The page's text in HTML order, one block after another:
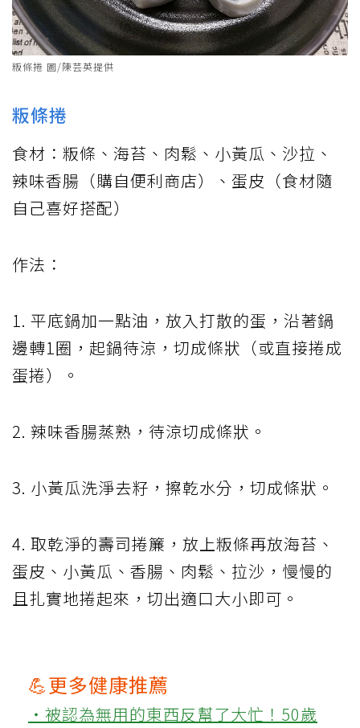
粄條捲 圖/陳芸英提供
粄條捲
食材：粄條、海苔、肉鬆、小黃瓜、沙拉、
辣味香腸（購自便利商店）、蛋皮（食材隨
自己喜好搭配）
作法：
1. 平底鍋加一點油，放入打散的蛋，沿著鍋
邊轉1圈，起鍋待涼，切成條狀（或直接捲成
蛋捲）。
2. 辣味香腸蒸熟，待涼切成條狀。
3. 小黃瓜洗淨去籽，擦乾水分，切成條狀。
4. 取乾淨的壽司捲簾，放上粄條再放海苔、
蛋皮、小黃瓜、香腸、肉鬆、拉沙，慢慢的
且扎實地捲起來，切出適口大小即可。
💪更多健康推薦
‧被認為無用的東西反幫了大忙！50歲